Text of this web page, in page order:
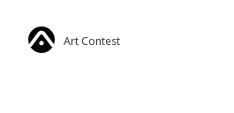
Art Contest